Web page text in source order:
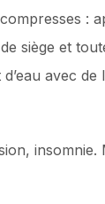
:
siège et
avec